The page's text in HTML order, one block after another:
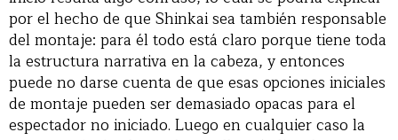
por el hecho de que Shinkai sea también responsable
del montaje: para él todo está claro porque tiene toda
la estructura narrativa en la cabeza, y entonces
puede no darse cuenta de que esas opciones iniciales
de montaje pueden ser demasiado opacas para el
espectador no iniciado. Luego en cualquier caso la